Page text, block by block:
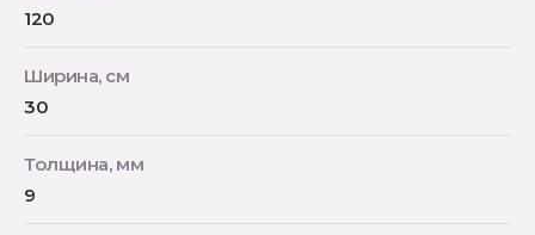
120
Ширина, см
30
Толщина, мм
9